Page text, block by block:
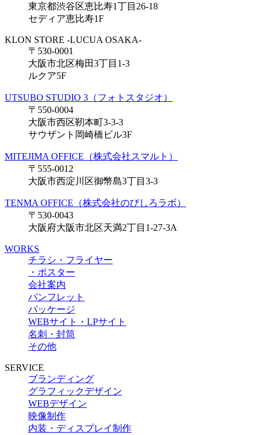
東京都渋谷区恵比寿1丁目26-18
セディア恵比寿1F
KLON STORE -LUCUA OSAKA-
〒530-0001
大阪市北区梅田3丁目1-3
ルクア5F
UTSUBO STUDIO 3（フォトスタジオ）
〒550-0004
大阪市西区靭本町3-3-3
サウザント岡崎橋ビル3F
MITEJIMA OFFICE（株式会社スマルト）
〒555-0012
大阪市西淀川区御幣島3丁目3-3
TENMA OFFICE（株式会社のびしろラボ）
〒530-0043
大阪府大阪市北区天満2丁目1-27-3A
WORKS
チラシ・フライヤー
・ポスター
会社案内
パンフレット
パッケージ
WEBサイト・LPサイト
名刺・封筒
その他
SERVICE
ブランディング
グラフィックデザイン
WEBデザイン
映像制作
内装・ディスプレイ制作